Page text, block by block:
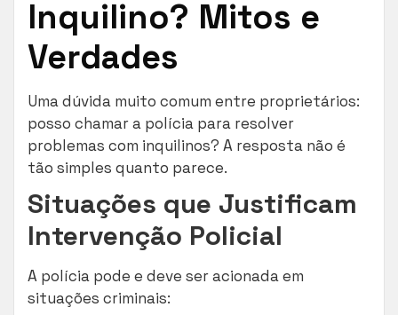
Inquilino? Mitos e
Verdades
Uma dúvida muito comum entre proprietários:
posso chamar a polícia para resolver
problemas com inquilinos? A resposta não é
tão simples quanto parece.
Situações que Justificam
Intervenção Policial
A polícia pode e deve ser acionada em
situações criminais: